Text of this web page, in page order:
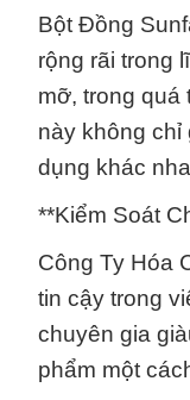
Bột Đồng
rộng rãi trong
mỡ, trong quá
này không chỉ
dụng khác
**Kiểm Soát
Công Ty Hóa
tin cậy trong
chuyên gia
phẩm một